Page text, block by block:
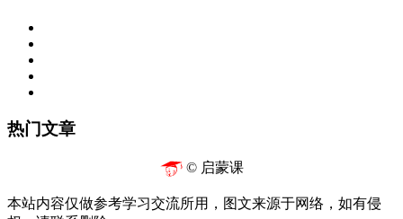
热门文章
© 启蒙课
本站内容仅做参考学习交流所用，图文来源于网络，如有侵